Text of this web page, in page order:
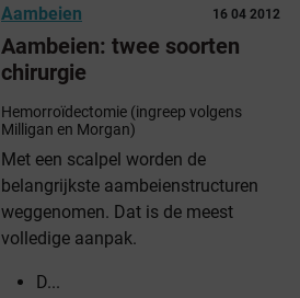
16 04 2012
Aambeien
Aambeien: twee soorten
chirurgie
Hemorroïdectomie (ingreep volgens
Milligan en Morgan)
Met een scalpel worden de
belangrijkste aambeienstructuren
weggenomen. Dat is de meest
volledige aanpak.
D...